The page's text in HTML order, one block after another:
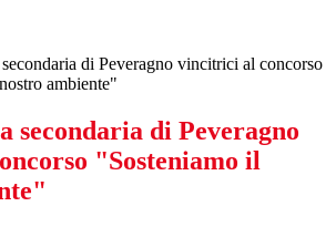
secondaria di Peveragno vincitrici al concorso
ambiente"
secondaria di Peveragno
"Sosteniamo il